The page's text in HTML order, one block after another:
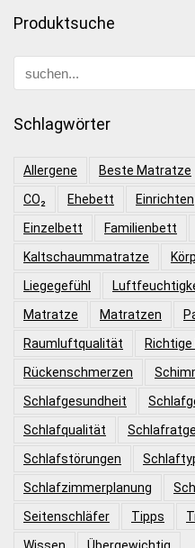
Produktsuche
Schlagwörter
Allergene Beste Matratze
CO₂
Ehebett Einrichten
Einzelbett
Familienbett
Kaltschaummatratze
Liegegefühl
Matratze
Matratzen
Raumluftqualität
Rückenschmerzen
Schlafgesundheit
Schlafqualität
Schlafstörungen
Schlafzimmerplanung
Seitenschläfer
Tipps